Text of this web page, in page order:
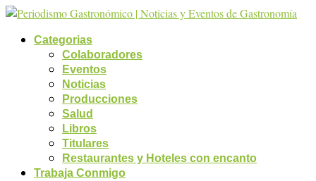
Categorias
Colaboradores
Eventos
Noticias
Producciones
Salud
Libros
Titulares
Restaurantes y Hoteles con encanto
Trabaja Conmigo